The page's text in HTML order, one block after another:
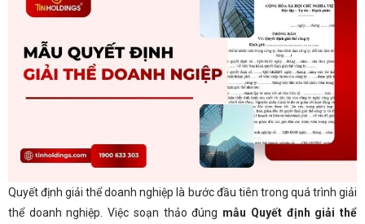
Quyết định giải thể doanh nghiệp là bước đầu tiên trong quá trình giải
thể doanh nghiệp. Việc soạn thảo đúng mẫu Quyết định giải thể